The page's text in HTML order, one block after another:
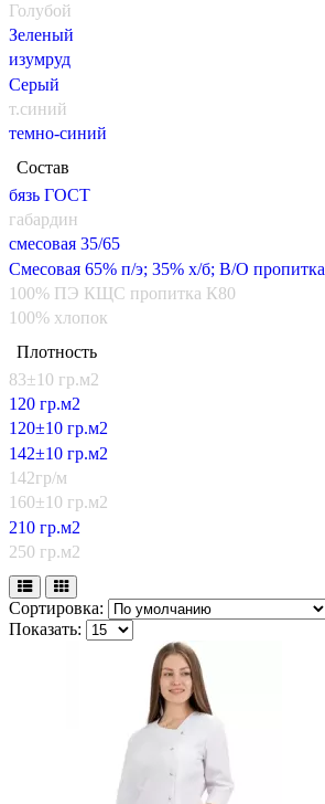
Голубой
Зеленый
изумруд
Серый
т.синий
темно-синий
Состав
бязь ГОСТ
габардин
смесовая 35/65
Смесовая 65% п/э; 35% х/б; В/О пропитка
100% ПЭ КЩС пропитка К80
100% хлопок
Плотность
83±10 гр.м2
120 гр.м2
120±10 гр.м2
142±10 гр.м2
142гр/м
160±10 гр.м2
210 гр.м2
250 гр.м2
Сортировка:
Показать: